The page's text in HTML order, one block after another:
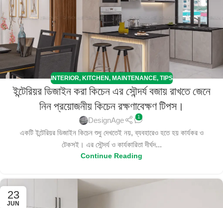
INTERIOR, KITCHEN, MAINTENANCE, TIPS
ইন্টেরিয়র ডিজাইন করা কিচেন এর সৌন্দর্য বজায় রাখতে জেনে
নিন প্রয়োজনীয় কিচেন রক্ষণাবেক্ষণ টিপস।
DesignAge 1
একটি ইন্টেরিয়র ডিজাইন কিচেন শুধু দেখতেই নয়, ব্যবহারেও হতে হয় কার্যকর ও
টেকসই। এর সৌন্দর্য ও কার্যকারিতা দীর্ঘদ...
Continue Reading
23
JUN